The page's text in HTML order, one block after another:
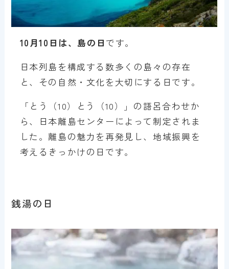
10月10日は、島の日 です。
日本列島を構成する数多くの島々の存在
と、その自然・文化を大切にする日です。
「とう（10）とう（10）」の語呂合わせか
ら、日本離島センターによって制定されま
した。離島の魅力を再発見し、地域振興を
考えるきっかけの日です。
銭湯の日